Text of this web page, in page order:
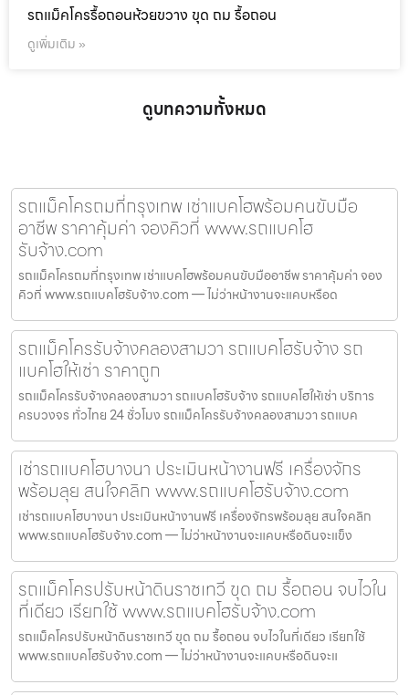
รถแม็คโครรื้อถอนห้วยขวาง ขุด ถม รื้อถอน
ดูเพิ่มเติม »
ดูบทความทั้งหมด
รถแม็คโครถมที่กรุงเทพ เช่าแบคโฮพร้อมคนขับมือ
อาชีพ ราคาคุ้มค่า จองคิวที่ www.รถแบคโฮ
รับจ้าง.com
รถแม็คโครถมที่กรุงเทพ เช่าแบคโฮพร้อมคนขับมืออาชีพ ราคาคุ้มค่า จอง
คิวที่ www.รถแบคโฮรับจ้าง.com — ไม่ว่าหน้างานจะแคบหรือด
รถแม็คโครรับจ้างคลองสามวา รถแบคโฮรับจ้าง รถ
แบคโฮให้เช่า ราคาถูก
รถแม็คโครรับจ้างคลองสามวา รถแบคโฮรับจ้าง รถแบคโฮให้เช่า บริการ
ครบวงจร ทั่วไทย 24 ชั่วโมง รถแม็คโครรับจ้างคลองสามวา รถแบค
เช่ารถแบคโฮบางนา ประเมินหน้างานฟรี เครื่องจักร
พร้อมลุย สนใจคลิก www.รถแบคโฮรับจ้าง.com
เช่ารถแบคโฮบางนา ประเมินหน้างานฟรี เครื่องจักรพร้อมลุย สนใจคลิก
www.รถแบคโฮรับจ้าง.com — ไม่ว่าหน้างานจะแคบหรือดินจะแข็ง
รถแม็คโครปรับหน้าดินราชเทวี ขุด ถม รื้อถอน จบไวใน
ที่เดียว เรียกใช้ www.รถแบคโฮรับจ้าง.com
รถแม็คโครปรับหน้าดินราชเทวี ขุด ถม รื้อถอน จบไวในที่เดียว เรียกใช้
www.รถแบคโฮรับจ้าง.com — ไม่ว่าหน้างานจะแคบหรือดินจะแ